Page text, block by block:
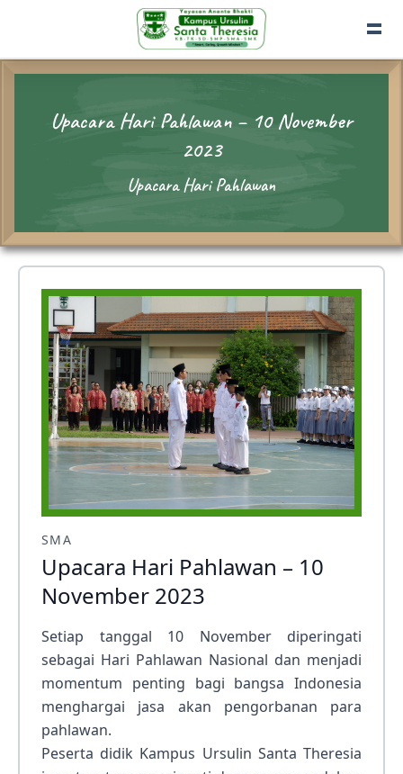
Upacara Hari Pahlawan – 10 November
2023
Upacara Hari Pahlawan
SMA
Upacara Hari Pahlawan – 10
November 2023
Setiap tanggal 10 November diperingati
sebagai Hari Pahlawan Nasional dan menjadi
momentum penting bagi bangsa Indonesia
menghargai jasa akan pengorbanan para
pahlawan.
Peserta didik Kampus Ursulin Santa Theresia